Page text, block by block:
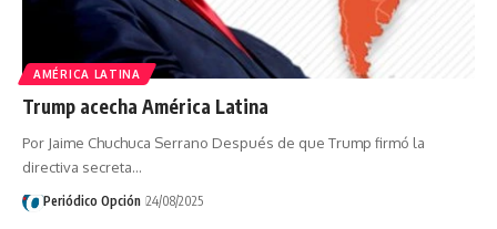
AMÉRICA LATINA
Trump acecha América Latina
Por Jaime Chuchuca Serrano Después de que Trump firmó la
directiva secreta…
Periódico Opción 24/08/2025